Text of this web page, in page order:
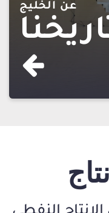
عن الخليج